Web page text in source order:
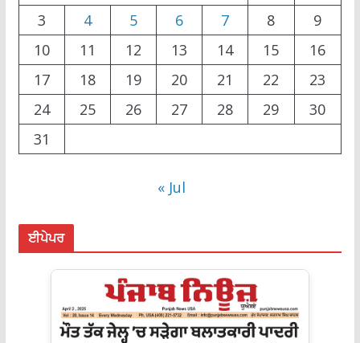
3
4 5 6 7 8
9
10
11 12 13 14 15
16
17
18 19 20 21 22
23
24
25 26 27 28 29
30
31
« Jul
ਈਪੇਪਰ